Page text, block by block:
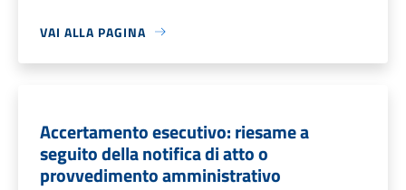
VAI ALLA PAGINA
Accertamento esecutivo: riesame a
seguito della notifica di atto o
provvedimento amministrativo